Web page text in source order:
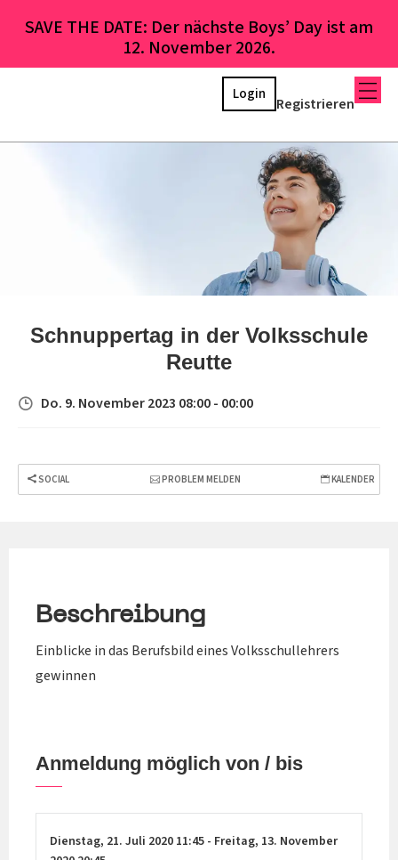
SAVE THE DATE: Der nächste Boys’ Day ist am
12. November 2026.
Registrieren
Login
Schnuppertag in der Volksschule
Reutte
Do. 9. November 2023 08:00 - 00:00
SOCIAL PROBLEM MELDEN KALENDER
Beschreibung
Einblicke in das Berufsbild eines Volksschullehrers
gewinnen
Anmeldung möglich von / bis
Dienstag, 21. Juli 2020 11:45 - Freitag, 13. November